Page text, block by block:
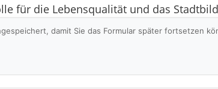
für die Lebensqualität und das
damit Sie das Formular später fortsetzen